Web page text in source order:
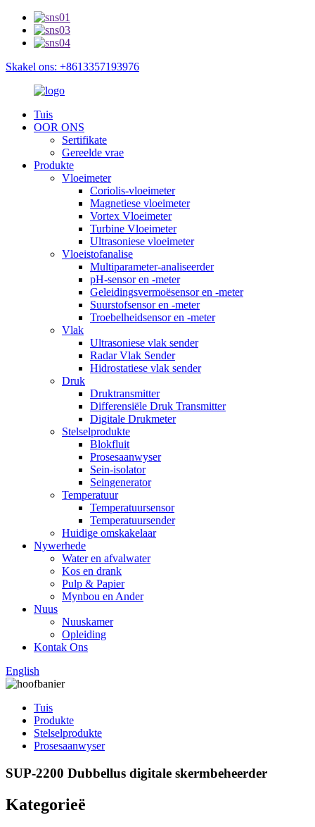
Skakel ons: +8613357193976
Tuis
OOR ONS
Sertifikate
Gereelde vrae
Produkte
Vloeimeter
Coriolis-vloeimeter
Magnetiese vloeimeter
Vortex Vloeimeter
Turbine Vloeimeter
Ultrasoniese vloeimeter
Vloeistofanalise
Multiparameter-analiseerder
pH-sensor en -meter
Geleidingsvermoësensor en -meter
Suurstofsensor en -meter
Troebelheidsensor en -meter
Vlak
Ultrasoniese vlak sender
Radar Vlak Sender
Hidrostatiese vlak sender
Druk
Druktransmitter
Differensiële Druk Transmitter
Digitale Drukmeter
Stelselprodukte
Blokfluit
Prosesaanwyser
Sein-isolator
Seingenerator
Temperatuur
Temperatuursensor
Temperatuursender
Huidige omskakelaar
Nywerhede
Water en afvalwater
Kos en drank
Pulp & Papier
Mynbou en Ander
Nuus
Nuuskamer
Opleiding
Kontak Ons
English
Tuis
Produkte
Stelselprodukte
Prosesaanwyser
SUP-2200 Dubbellus digitale skermbeheerder
Kategorieë